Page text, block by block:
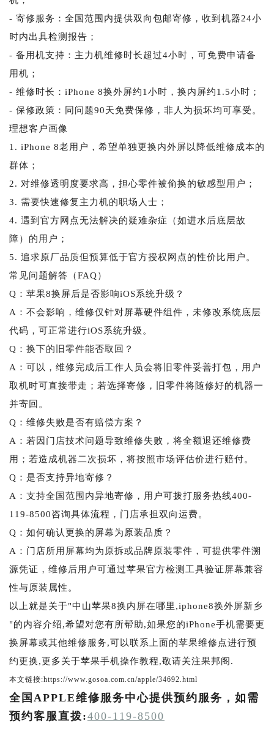
- 寄修服务：全国范围内提供双向包邮寄修，收到机器24小
时内出具检测报告；
- 备用机支持：主力机维修时长超过4小时，可免费申请备
用机；
- 维修时长：iPhone 8换外屏约1小时，换内屏约1.5小时；
- 保修政策：同问题90天免费保修，非人为损坏均可享受。
理想客户画像
1. iPhone 8老用户，希望单独更换内外屏以降低维修成本的
群体；
2. 对维修透明度要求高，担心零件被偷换的敏感型用户；
3. 需要快速修复主力机的职场人士；
4. 遇到官方网点无法解决的疑难杂症（如进水后底层故
障）的用户；
5. 追求原厂品质但预算低于官方授权网点的性价比用户。
常见问题解答（FAQ）
Q：苹果8换屏后是否影响iOS系统升级？
A：不会影响，维修仅针对屏幕硬件组件，未修改系统底层
代码，可正常进行iOS系统升级。
Q：换下的旧零件能否取回？
A：可以，维修完成后工作人员会将旧零件妥善打包，用户
取机时可直接带走；若选择寄修，旧零件将随修好的机器一
并寄回。
Q：维修失败是否有赔偿方案？
A：若因门店技术问题导致维修失败，将全额退还维修费
用；若造成机器二次损坏，将按照市场评估价进行赔付。
Q：是否支持异地寄修？
A：支持全国范围内异地寄修，用户可拨打服务热线400-
119-8500咨询具体流程，门店承担双向运费。
Q：如何确认更换的屏幕为原装品质？
A：门店所用屏幕均为原拆或品牌原装零件，可提供零件溯
源凭证，维修后用户可通过苹果官方检测工具验证屏幕兼容
性与原装属性。
以上就是关于"中山苹果8换内屏在哪里,iphone8换外屏新乡
"的内容介绍,希望对您有所帮助,如果您的iPhone手机需要更
换屏幕或其他维修服务,可以联系上面的苹果维修点进行预
约更换,更多关于苹果手机操作教程,敬请关注果邦阁.
本文链接:https://www.gosoa.com.cn/apple/34692.html
全国APPLE维修服务中心提供预约服务，如需
预约客服直拨:400-119-8500